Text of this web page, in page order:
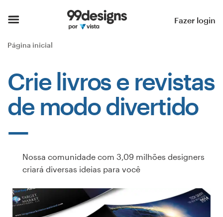
Fazer login
Página inicial
Crie livros e revistas
de modo divertido
Nossa comunidade com 3,09 milhões designers
criará diversas ideias para você
Página inicial
Pesquisar categorias
Serviços
de
design